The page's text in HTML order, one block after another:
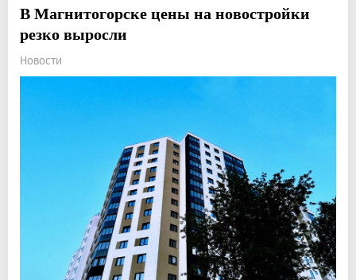
В Магнитогорске цены на новостройки
резко выросли
Новости